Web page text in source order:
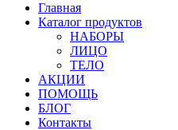
Главная
Каталог продуктов
НАБОРЫ
ЛИЦО
ТЕЛО
АКЦИИ
ПОМОЩЬ
БЛОГ
Контакты